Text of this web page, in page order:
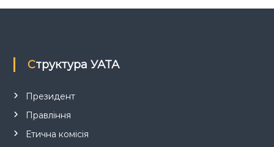
з
п
и
с
Структура УАТА
Президент
Правління
Етична комісія